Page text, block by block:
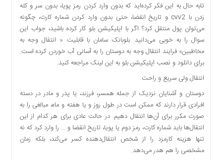
انرژی
فناوری
منظقه
دسترسی
سریع
درباره
کتاب
تابه حال به این فکر کرده‌اید که بدون وارد کردن رمز پویا، بدون سر و کله
زدن با cvv2 و تاریخ انقضا، حتی بدون وارد کردن شماره کارت، چگونه
می‌توان پول منتقل کرد؟ اگر با اپلیکیشن بلو کار کرده باشید، جواب این
سوال را به خوبی می‌دانید. بلوبانک سامان با قابلیت‌ « انتقال وجه به
مخاطبین» فرایند انتقال ‌وجه به دوستان را به آسانی آب خوردن کرده است.
برای دانلود و نصب اپلیکیشن بلو به این لینک مراجعه کنید.
انتقال ولی سریع و راحت
دوستان و آشنایان نزدیک از جمله همسر، فرزند، یا پدر و مادر در دسته
افرادی قرار دارند که ممکن است در طول روز و یا هفته و ماه، مبالغی را به
صورت مکرر برای آن‌ها انتقال دهیم. در حالت عادی برای هر کدام از این
انتقال‌ها باید شماره کارت، رمز دوم یا پویا، تاریخ انقضا و … را وارد کرد که نه
تنها هزینه‌ کارمزد را از شخص انتقال‌دهنده کسر می‌کند، بلکه زمان
مشخصی را هم هدر می‌دهد.